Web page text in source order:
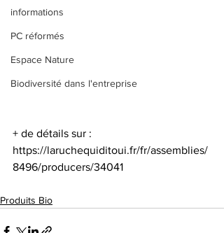
informations
PC réformés
Espace Nature
Biodiversité dans l'entreprise
+ de détails sur :
https://laruchequiditoui.fr/fr/assemblies/
8496/producers/34041
Produits Bio